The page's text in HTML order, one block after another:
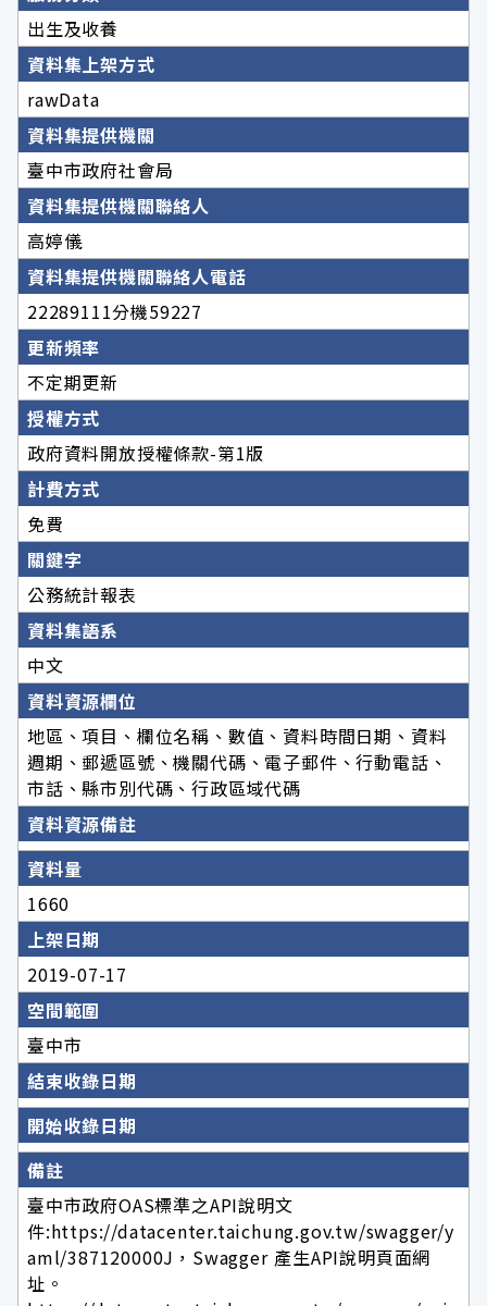
出生及收養
資料集上架方式
rawData
資料集提供機關
臺中市政府社會局
資料集提供機關聯絡人
高婷儀
資料集提供機關聯絡人電話
22289111分機59227
更新頻率
不定期更新
授權方式
政府資料開放授權條款-第1版
計費方式
免費
關鍵字
公務統計報表
資料集語系
中文
資料資源欄位
地區、項目、欄位名稱、數值、資料時間日期、資料
週期、郵遞區號、機關代碼、電子郵件、行動電話、
市話、縣市別代碼、行政區域代碼
資料資源備註
資料量
1660
上架日期
2019-07-17
空間範圍
臺中市
結束收錄日期
開始收錄日期
備註
臺中市政府OAS標準之API說明文
件:https://datacenter.taichung.gov.tw/swagger/y
aml/387120000J，Swagger 產生API說明頁面網
址。